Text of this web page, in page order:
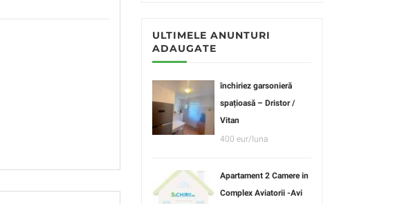
ULTIMELE ANUNTURI
ADAUGATE
închiriez garsonieră
spațioasă – Dristor /
Vitan
400 eur/luna
Apartament 2 Camere in
Complex Aviatorii -Avi